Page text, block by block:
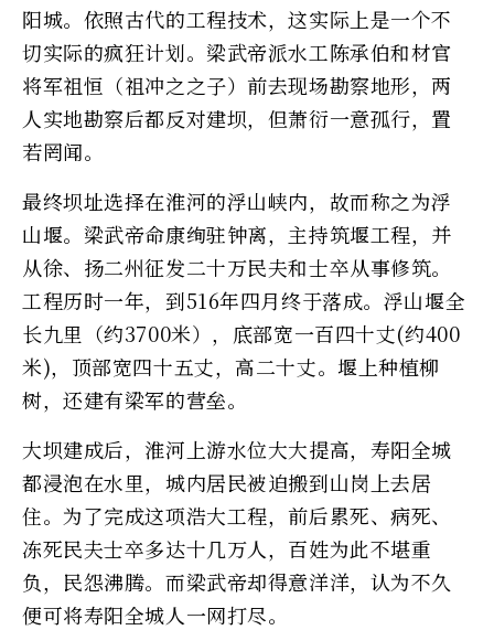
阳城。依照古代的工程技术，这实际上是一个不
切实际的疯狂计划。梁武帝派水工陈承伯和材官
将军祖恒（祖冲之之子）前去现场勘察地形，两
人实地勘察后都反对建坝，但萧衍一意孤行，置
若罔闻。
最终坝址选择在淮河的浮山峡内，故而称之为浮
山堰。梁武帝命康绚驻钟离，主持筑堰工程，并
从徐、扬二州征发二十万民夫和士卒从事修筑。
工程历时一年，到516年四月终于落成。浮山堰全
长九里（约3700米），底部宽一百四十丈(约400
米)，顶部宽四十五丈，高二十丈。堰上种植柳
树，还建有梁军的营垒。
大坝建成后，淮河上游水位大大提高，寿阳全城
都浸泡在水里，城内居民被迫搬到山岗上去居
住。为了完成这项浩大工程，前后累死、病死、
冻死民夫士卒多达十几万人，百姓为此不堪重
负，民怨沸腾。而梁武帝却得意洋洋，认为不久
便可将寿阳全城人一网打尽。